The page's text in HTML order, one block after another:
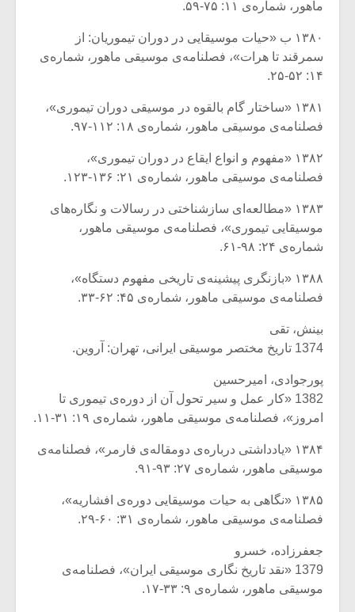
ماهور، شماره‌ی ۱۱: ۷۵-۵۹.
۱۳۸۰ ب «حیات موسیقایی در دوران تیموریان: از
سمرقند تا هرات»، فصلنامه‌ی موسیقی ماهور، شماره‌ی
۱۴: ۵۲-۲۵.
۱۳۸۱ «ساختار گام بالقوه در موسیقی دوران تیموری»،
فصلنامه‌ی موسیقی ماهور، شماره‌ی ۱۸: ۱۱۲-۹۷.
۱۳۸۲ «مفهوم و انواع ایقاع در دوران تیموری»،
فصلنامه‌ی موسیقی ماهور، شماره‌ی ۲۱: ۱۳۶-۱۲۳.
۱۳۸۳ «مطالعه‌ای سازشناختی در رسالات و نگاره‌های
موسیقایی تیموری»، فصلنامه‌ی موسیقی ماهور،
شماره‌ی ۲۴: ۹۸-۶۱.
۱۳۸۸ «بازنگری پیشینه‌ی تاریخی مفهوم دستگاه»،
فصلنامه‌ی موسیقی ماهور، شماره‌ی ۴۵: ۶۲-۳۳.
بینش، تقی
1374 تاریخ مختصر موسیقی ایرانی، تهران: آروین.
پورجوادی، امیرحسین
1382 «کار عمل و سیر تحول آن از دوره‌ی تیموری تا
امروز»، فصلنامه‌ی موسیقی ماهور، شماره‌ی ۱۹: ۳۱-۱۱.
۱۳۸۴ «یادداشتی درباره‌ی دومقاله‌ی فارمر»، فصلنامه‌ی
موسیقی ماهور، شماره‌ی ۲۷: ۹۳-۹۱.
۱۳۸۵ «نگاهی به حیات موسیقایی دوره‌ی افشاریه»،
فصلنامه‌ی موسیقی ماهور، شماره‌ی ۳۱: ۶۰-۲۹.
جعفرزاده، خسرو
1379 «نقد تاریخ نگاری موسیقی ایران»، فصلنامه‌ی
موسیقی ماهور، شماره‌ی ۹: ۳۳-۱۷.